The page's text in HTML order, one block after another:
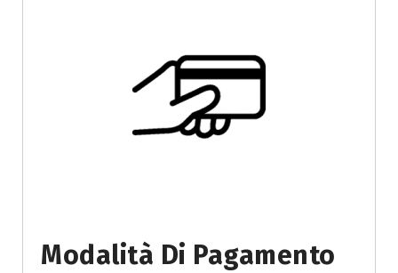
Modalità Di Pagamento